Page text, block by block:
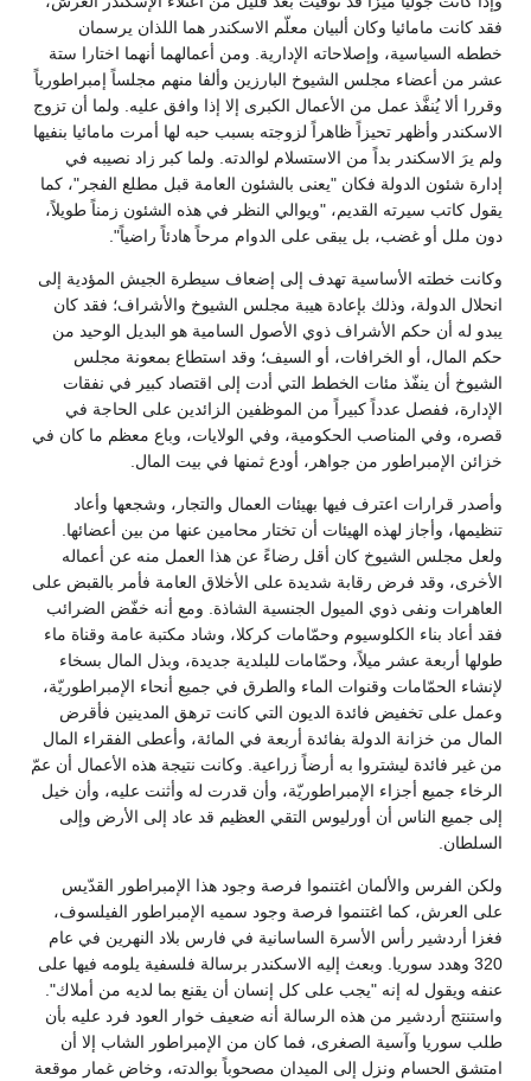
فقد كانت مامائيا وكان ألبيان معلّم الاسكندر هما اللذان يرسمان
خططه السياسية، وإصلاحاته الإدارية. ومن أعمالهما أنهما اختارا ستة
عشر من أعضاء مجلس الشيوخ البارزين وألفا منهم مجلساً إمبراطورياً
وقررا ألا يُنفَّذ عمل من الأعمال الكبرى إلا إذا وافق عليه. ولما أن تزوج
الاسكندر وأظهر تحيزاً ظاهراً لزوجته بسبب حبه لها أمرت مامائيا بنفيها
ولم يرَ الاسكندر بداً من الاستسلام لوالدته. ولما كبر زاد نصيبه في
إدارة شئون الدولة فكان "يعنى بالشئون العامة قبل مطلع الفجر"، كما
يقول كاتب سيرته القديم، "ويوالي النظر في هذه الشئون زمناً طويلاً،
دون ملل أو غضب، بل يبقى على الدوام مرحاً هادئاً راضياً".
وكانت خطته الأساسية تهدف إلى إضعاف سيطرة الجيش المؤدية إلى
انحلال الدولة، وذلك بإعادة هيبة مجلس الشيوخ والأشراف؛ فقد كان
يبدو له أن حكم الأشراف ذوي الأصول السامية هو البديل الوحيد من
حكم المال، أو الخرافات، أو السيف؛ وقد استطاع بمعونة مجلس
الشيوخ أن ينفّذ مئات الخطط التي أدت إلى اقتصاد كبير في نفقات
الإدارة، ففصل عدداً كبيراً من الموظفين الزائدين على الحاجة في
قصره، وفي المناصب الحكومية، وفي الولايات، وباع معظم ما كان في
خزائن الإمبراطور من جواهر، أودع ثمنها في بيت المال.
وأصدر قرارات اعترف فيها بهيئات العمال والتجار، وشجعها وأعاد
تنظيمها، وأجاز لهذه الهيئات أن تختار محامين عنها من بين أعضائها.
ولعل مجلس الشيوخ كان أقل رضاءً عن هذا العمل منه عن أعماله
الأخرى، وقد فرض رقابة شديدة على الأخلاق العامة فأمر بالقبض على
العاهرات ونفى ذوي الميول الجنسية الشاذة. ومع أنه خفّض الضرائب
فقد أعاد بناء الكلوسيوم وحمّامات كركلا، وشاد مكتبة عامة وقناة ماء
طولها أربعة عشر ميلاً، وحمّامات للبلدية جديدة، وبذل المال بسخاء
لإنشاء الحمّامات وقنوات الماء والطرق في جميع أنحاء الإمبراطوريّة،
وعمل على تخفيض فائدة الديون التي كانت ترهق المدينين فأقرض
المال من خزانة الدولة بفائدة أربعة في المائة، وأعطى الفقراء المال
من غير فائدة ليشتروا به أرضاً زراعية. وكانت نتيجة هذه الأعمال أن عمّ
الرخاء جميع أجزاء الإمبراطوريّة، وأن قدرت له وأثنت عليه، وأن خيل
إلى جميع الناس أن أورليوس التقي العظيم قد عاد إلى الأرض وإلى
السلطان.
ولكن الفرس والألمان اغتنموا فرصة وجود هذا الإمبراطور القدّيس
على العرش، كما اغتنموا فرصة وجود سميه الإمبراطور الفيلسوف،
فغزا أردشير رأس الأسرة الساسانية في فارس بلاد النهرين في عام
320 وهدد سوريا. وبعث إليه الاسكندر برسالة فلسفية يلومه فيها على
عنفه ويقول له إنه "يجب على كل إنسان أن يقنع بما لديه من أملاك".
واستنتج أردشير من هذه الرسالة أنه ضعيف خوار العود فرد عليه بأن
طلب سوريا وآسية الصغرى، فما كان من الإمبراطور الشاب إلا أن
امتشق الحسام ونزل إلى الميدان مصحوباً بوالدته، وخاض غمار موقعة